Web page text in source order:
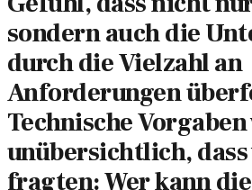
sondern auch die
durch die Vielzahl an
Anforderungen
Technische
unübersichtlich,
fragten: Wer kann